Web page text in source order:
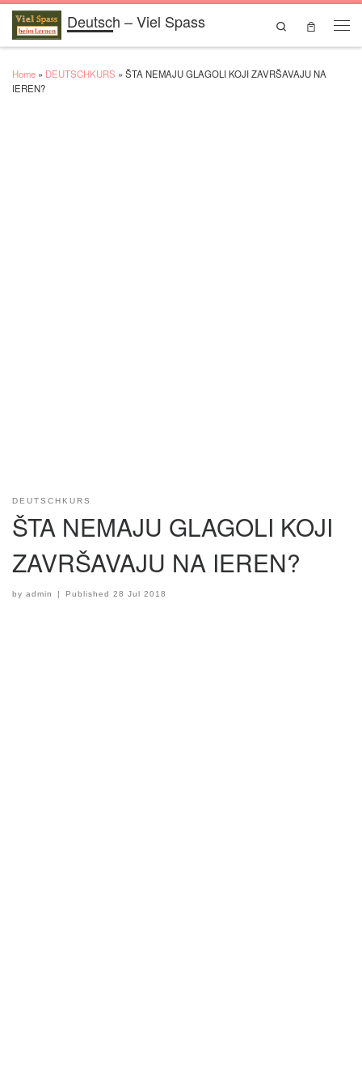
Skip to contentDeutsch – Viel Spass
Search
Home » DEUTSCHKURS » ŠTA NEMAJU GLAGOLI KOJI ZAVRŠAVAJU NA
IEREN?
DEUTSCHKURS
ŠTA NEMAJU GLAGOLI KOJI
ZAVRŠAVAJU NA IEREN?
by admin Published28 Jul 2018